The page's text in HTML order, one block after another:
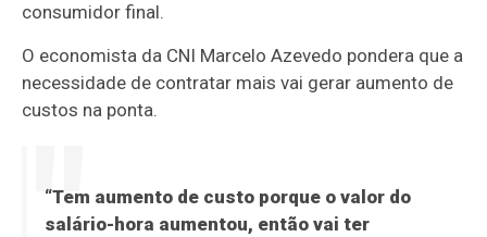
consumidor final.
O economista da CNI Marcelo Azevedo pondera que a
necessidade de contratar mais vai gerar aumento de
custos na ponta.
“Tem aumento de custo porque o valor do
salário-hora aumentou, então vai ter